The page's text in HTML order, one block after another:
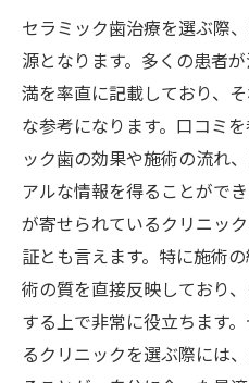
セラミック歯治療を選ぶ際
源となります。多くの患者
満を率直に記載しており、
な参考になります。口コミ
ック歯の効果や施術の流れ
アルな情報を得ることがで
が寄せられているクリニッ
証とも言えます。特に施術
術の質を直接反映しており
する上で非常に役立ちます
るクリニックを選ぶ際には